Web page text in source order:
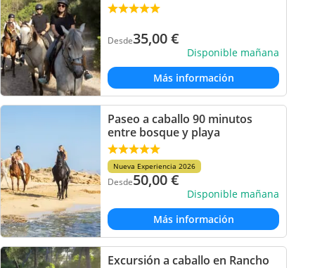
Desde35,00€
Disponible mañana
Más información
Paseo a caballo 90 minutos
entre bosque y playa
Nueva Experiencia 2026
Desde50,00€
Disponible mañana
Más información
Excursión a caballo en Rancho